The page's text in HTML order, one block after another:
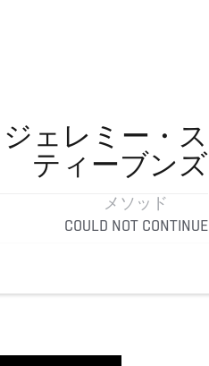
ジェレミー・ス
ティーブンズ
メソッド
COULD NOT CONTINUE